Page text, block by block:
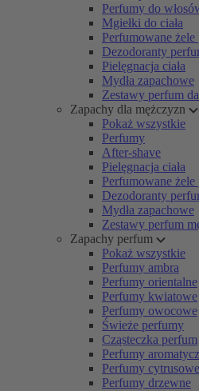
Perfumy do
Mgiełki do ciała
Perfumowane
Dezodoranty
Pielęgnacja ciała
Mydła zapachowe
Zestawy perfum
Zapachy dla mężczyzn
Pokaż wszystkie
Perfumy
After-shave
Pielęgnacja ciała
Perfumowane
Dezodoranty
Mydła zapachowe
Zestawy perfum
Zapachy perfum
Pokaż wszystkie
Perfumy ambra
Perfumy orientalne
Perfumy kwiatowe
Perfumy owocowe
Świeże perfumy
Cząsteczka perfum
Perfumy
Perfumy cytrusowe
Perfumy drzewne